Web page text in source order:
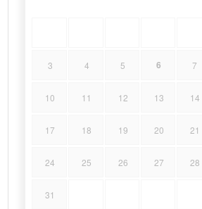
3 4 5 6 7
10 11 12 13 14
17 18 19 20 21
24 25 26 27 28
31